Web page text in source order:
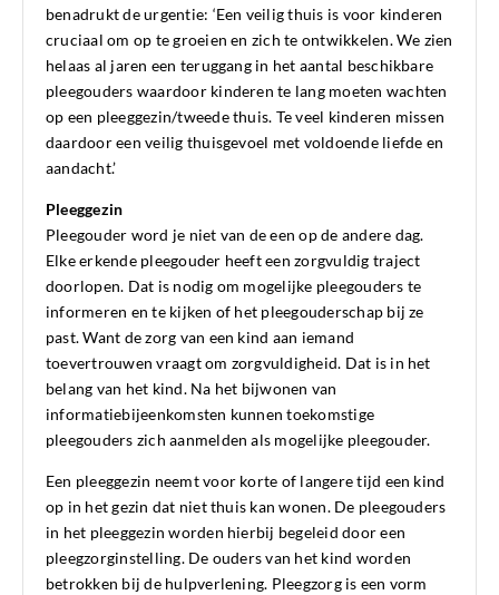
benadrukt de urgentie: ‘Een veilig thuis is voor kinderen
cruciaal om op te groeien en zich te ontwikkelen. We zien
helaas al jaren een teruggang in het aantal beschikbare
pleegouders waardoor kinderen te lang moeten wachten
op een pleeggezin/tweede thuis. Te veel kinderen missen
daardoor een veilig thuisgevoel met voldoende liefde en
aandacht.’
Pleeggezin
Pleegouder word je niet van de een op de andere dag.
Elke erkende pleegouder heeft een zorgvuldig traject
doorlopen. Dat is nodig om mogelijke pleegouders te
informeren en te kijken of het pleegouderschap bij ze
past. Want de zorg van een kind aan iemand
toevertrouwen vraagt om zorgvuldigheid. Dat is in het
belang van het kind. Na het bijwonen van
informatiebijeenkomsten kunnen toekomstige
pleegouders zich aanmelden als mogelijke pleegouder.
Een pleeggezin neemt voor korte of langere tijd een kind
op in het gezin dat niet thuis kan wonen. De pleegouders
in het pleeggezin worden hierbij begeleid door een
pleegzorginstelling. De ouders van het kind worden
betrokken bij de hulpverlening. Pleegzorg is een vorm